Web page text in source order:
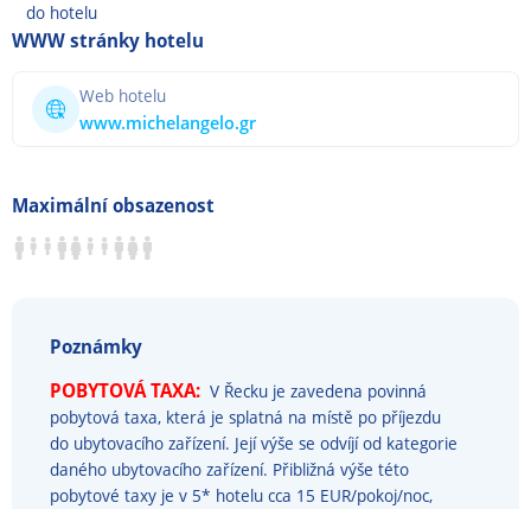
do hotelu
WWW stránky hotelu
Web hotelu
www.michelangelo.gr
Maximální obsazenost
Poznámky
POBYTOVÁ TAXA: V Řecku je zavedena povinná
pobytová taxa, která je splatná na místě po příjezdu
do ubytovacího zařízení. Její výše se odvíjí od kategorie
daného ubytovacího zařízení. Přibližná výše této
pobytové taxy je v 5* hotelu cca 15 EUR/pokoj/noc,